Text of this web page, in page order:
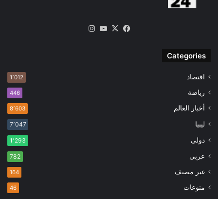
فيسبوك
‫X
‫YouTube
Categories
اقتصاد 1٬012
رياضة 446
أخبار العالم 8٬603
ليبيا 7٬047
دولى 1٬293
عربى 782
غير مصنف 164
منوعات 46